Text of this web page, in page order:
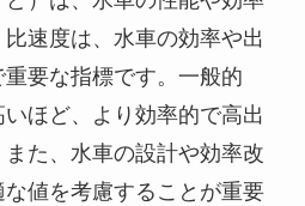
速度は、水車の効率や出
要な指標です。一般的
ほど、より効率的で高出
た、水車の設計や効率改
値を考慮することが重要